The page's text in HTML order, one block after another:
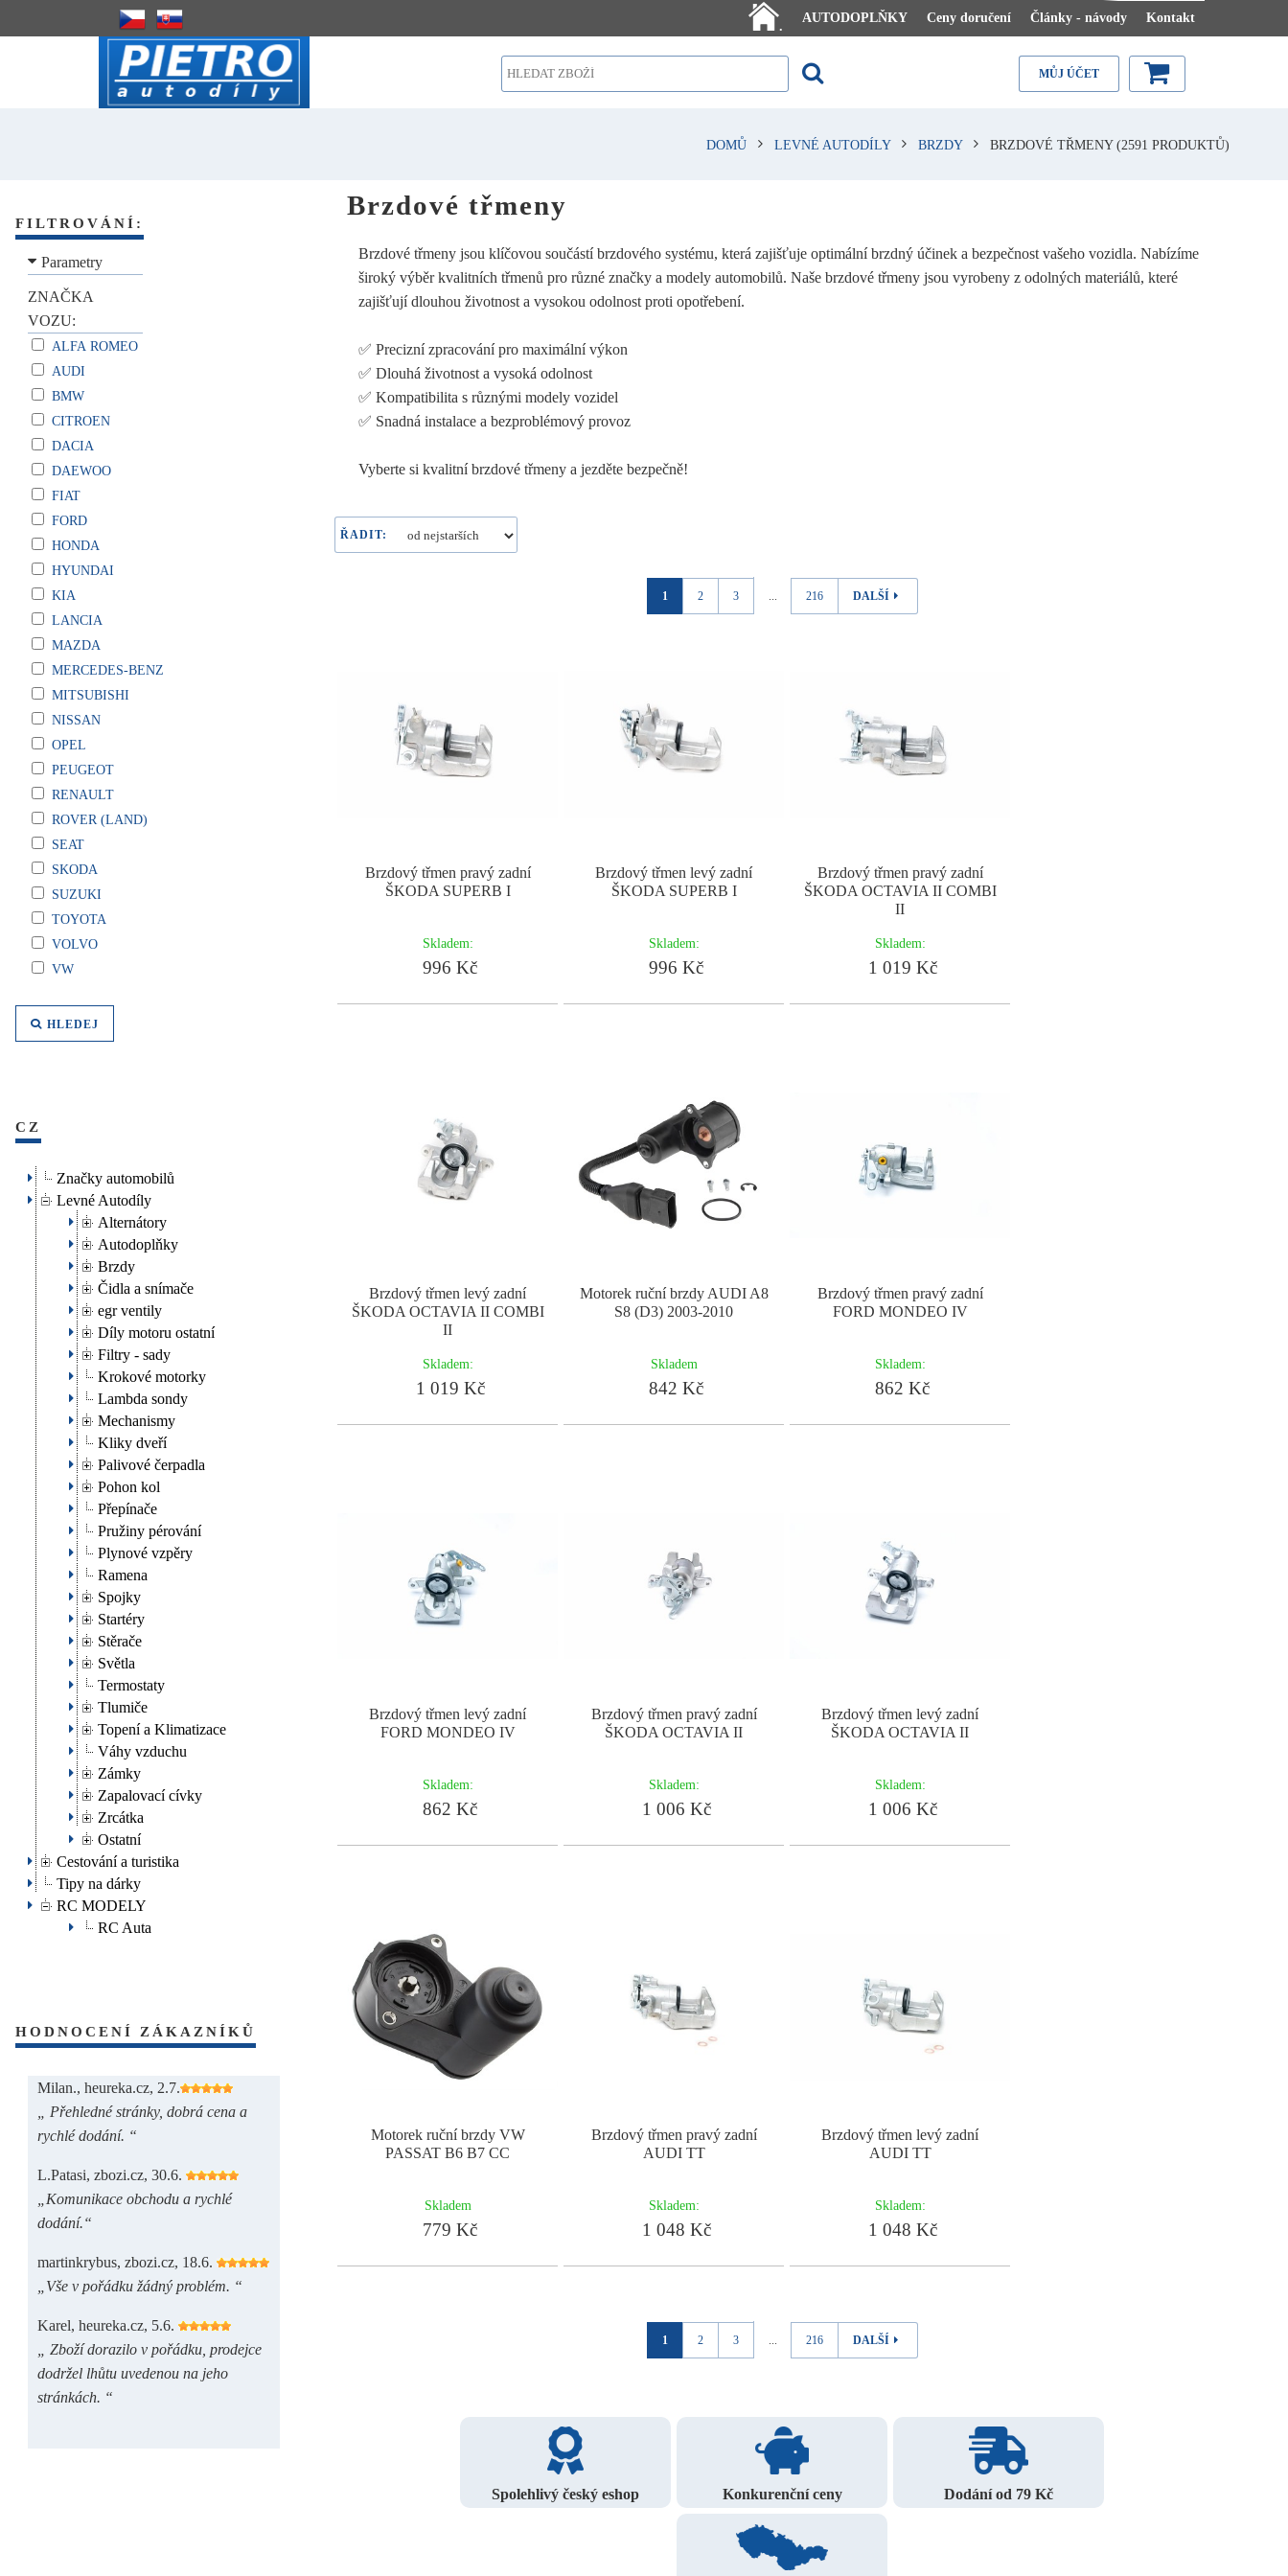
.
AUTODOPLŇKY Ceny doručení Články - návody Kontakt
MŮJ ÚČET
FILTROVÁNÍ:
Parametry
ZNAČKA
VOZU:
ALFA ROMEO
AUDI
BMW
CITROEN
DACIA
DAEWOO
FIAT
FORD
HONDA
HYUNDAI
KIA
LANCIA
MAZDA
MERCEDES-BENZ
MITSUBISHI
NISSAN
OPEL
PEUGEOT
RENAULT
ROVER (LAND)
SEAT
SKODA
SUZUKI
TOYOTA
VOLVO
VW
HLEDEJ
CZ
Značky automobilů
Levné Autodíly
Alternátory
Autodoplňky
Brzdy
Čidla a snímače
egr ventily
Díly motoru ostatní
Filtry - sady
Krokové motorky
Lambda sondy
Mechanismy
Kliky dveří
Palivové čerpadla
Pohon kol
Přepínače
Pružiny pérování
Plynové vzpěry
Ramena
Spojky
Startéry
Stěrače
Světla
Termostaty
Tlumiče
Topení a Klimatizace
Váhy vzduchu
Zámky
Zapalovací cívky
Zrcátka
Ostatní
Cestování a turistika
Tipy na dárky
RC MODELY
RC Auta
HODNOCENÍ ZÁKAZNÍKŮ
Milan., heureka.cz, 2.7.
„ Přehledné stránky, dobrá cena a
rychlé dodání. “
L.Patasi, zbozi.cz, 30.6.
„Komunikace obchodu a rychlé
dodání.“
martinkrybus, zbozi.cz, 18.6.
„Vše v pořádku žádný problém. “
Karel, heureka.cz, 5.6.
„ Zboží dorazilo v pořádku, prodejce
dodržel lhůtu uvedenou na jeho
stránkách. “
DOMŮ LEVNÉ AUTODÍLY BRZDY BRZDOVÉ TŘMENY(2591 PRODUKTŮ)
Brzdové třmeny
Brzdové třmeny jsou klíčovou součástí brzdového systému, která zajišťuje optimální brzdný účinek a bezpečnost vašeho vozidla. Nabízíme
široký výběr kvalitních třmenů pro různé značky a modely automobilů. Naše brzdové třmeny jsou vyrobeny z odolných materiálů, které
zajišťují dlouhou životnost a vysokou odolnost proti opotřebení.
✅ Precizní zpracování pro maximální výkon
✅ Dlouhá životnost a vysoká odolnost
✅ Kompatibilita s různými modely vozidel
✅ Snadná instalace a bezproblémový provoz
Vyberte si kvalitní brzdové třmeny a jezděte bezpečně!
ŘADIT:
1 2 3 ... 216 DALŠÍ
Brzdový třmen pravý zadní
ŠKODA SUPERB I
Skladem:
996 Kč
Brzdový třmen levý zadní
ŠKODA SUPERB I
Skladem:
996 Kč
Brzdový třmen pravý zadní
ŠKODA OCTAVIA II COMBI
II
Skladem:
1 019 Kč
Brzdový třmen levý zadní
ŠKODA OCTAVIA II COMBI
II
Skladem:
1 019 Kč
Motorek ruční brzdy AUDI A8
S8 (D3) 2003-2010
Skladem
842 Kč
Brzdový třmen pravý zadní
FORD MONDEO IV
Skladem:
862 Kč
Brzdový třmen levý zadní
FORD MONDEO IV
Skladem:
862 Kč
Brzdový třmen pravý zadní
ŠKODA OCTAVIA II
Skladem:
1 006 Kč
Brzdový třmen levý zadní
ŠKODA OCTAVIA II
Skladem:
1 006 Kč
Motorek ruční brzdy VW
PASSAT B6 B7 CC
Skladem
779 Kč
Brzdový třmen pravý zadní
AUDI TT
Skladem:
1 048 Kč
Brzdový třmen levý zadní
AUDI TT
Skladem:
1 048 Kč
1 2 3 ... 216 DALŠÍ
Spolehlivý český eshop Konkurenční ceny Dodání od 79 Kč